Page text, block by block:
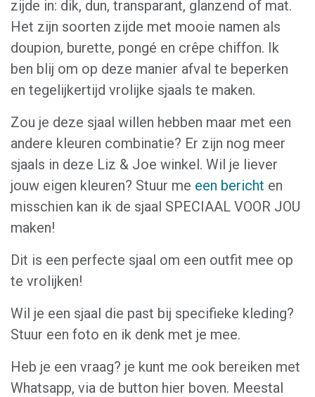
zijde in: dik, dun, transparant, glanzend of mat.
Het zijn soorten zijde met mooie namen als
doupion, burette, pongé en crêpe chiffon. Ik
ben blij om op deze manier afval te beperken
en tegelijkertijd vrolijke sjaals te maken.
Zou je deze sjaal willen hebben maar met een
andere kleuren combinatie? Er zijn nog meer
sjaals in deze Liz & Joe winkel. Wil je liever
jouw eigen kleuren? Stuur me een bericht en
misschien kan ik de sjaal SPECIAAL VOOR JOU
maken!
Dit is een perfecte sjaal om een outfit mee op
te vrolijken!
Wil je een sjaal die past bij specifieke kleding?
Stuur een foto en ik denk met je mee.
Heb je een vraag? je kunt me ook bereiken met
Whatsapp, via de button hier boven. Meestal